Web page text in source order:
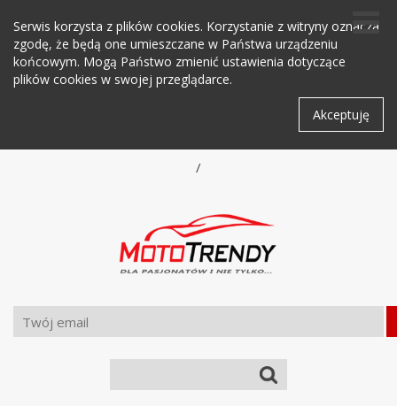
Serwis korzysta z plików cookies. Korzystanie z witryny oznacza
zgodę, że będą one umieszczane w Państwa urządzeniu
końcowym. Mogą Państwo zmienić ustawienia dotyczące
plików cookies w swojej przeglądarce.
Akceptuję
/